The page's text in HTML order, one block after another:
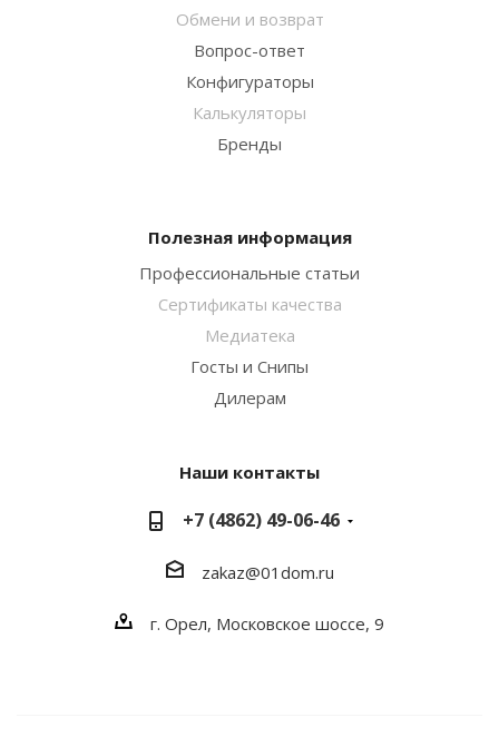
Обмени и возврат
Вопрос-ответ
Конфигураторы
Калькуляторы
Бренды
Полезная информация
Профессиональные статьи
Сертификаты качества
Медиатека
Госты и Снипы
Дилерам
Наши контакты
+7 (4862) 49-06-46
zakaz@01dom.ru
г. Орел, Московское шоссе, 9